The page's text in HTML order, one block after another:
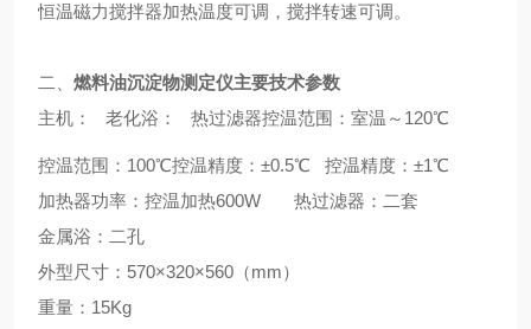
恒温磁力搅拌器加热温度可调，搅拌转速可调。
二、 燃料油沉淀物测定仪主要技术参数
主机： 老化浴： 热过滤器控温范围：室温～120℃
控温范围：100℃控温精度：±0.5℃ 控温精度：±1℃
加热器功率：控温加热600W 热过滤器：二套
金属浴：二孔
外型尺寸：570×320×560（mm）
重量：15Kg